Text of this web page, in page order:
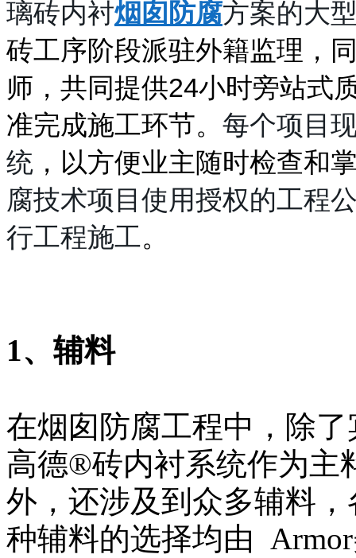
璃砖内衬烟囱防腐方案的大
砖工序阶段派驻外籍监理，
师，共同提供24小时旁站式
准完成施工环节。 每个项目
统 ，以方便业主随时检查和
腐技术项目使用授权的工程
行工程施工。
1、辅料
在烟囱防腐工程中，除了
高德®砖内衬系统作为主
外，还涉及到众多辅料，
种辅料的选择均由